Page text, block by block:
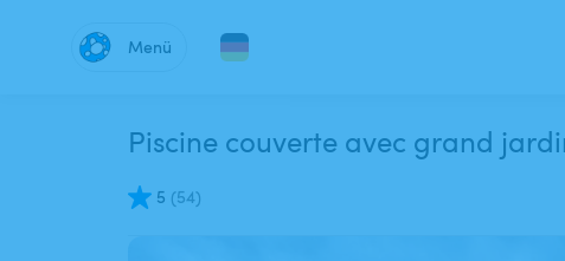
Menü
Piscine couverte avec grand
5 (54)